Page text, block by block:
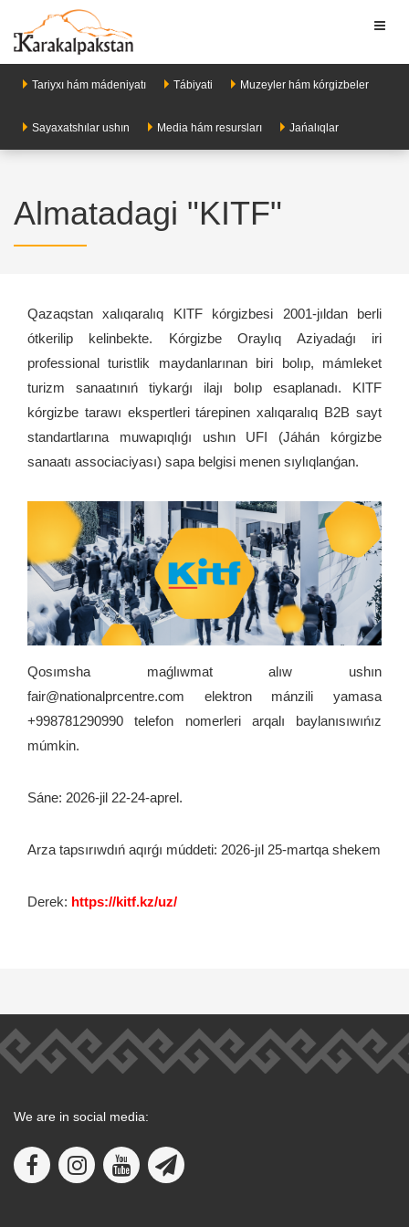
Tariyxı hám mádeniyatı Tábiyati Muzeyler hám kórgizbeler
Sayaxatshılar ushın Media hám resursları Jańalıqlar
Almatadagi "KITF"
Qazaqstan xalıqaralıq KITF kórgizbesi 2001-jıldan berli
ótkerilip kelinbekte. Kórgizbe Oraylıq Aziyadaǵı iri
professional turistlik maydanlarınan biri bolıp, mámleket
turizm sanaatınıń tiykarǵı ilajı bolıp esaplanadı. KITF
kórgizbe tarawı ekspertleri tárepinen xalıqaralıq B2B sayt
standartlarına muwapıqlıǵı ushın UFI (Jáhán kórgizbe
sanaatı associaciyası) sapa belgisi menen sıylıqlanǵan.
Qosımsha maǵlıwmat alıw ushın
fair@nationalprcentre.com elektron mánzili yamasa
+998781290990 telefon nomerleri arqalı baylanısıwıńız
múmkin.
Sáne: 2026-jil 22-24-aprel.
Arza tapsırıwdıń aqırǵı múddeti: 2026-jıl 25-martqa shekem
Derek: https://kitf.kz/uz/
We are in social media: